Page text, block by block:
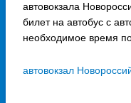
автовокзала
билет на автобус с
необходимое время
автовокзал